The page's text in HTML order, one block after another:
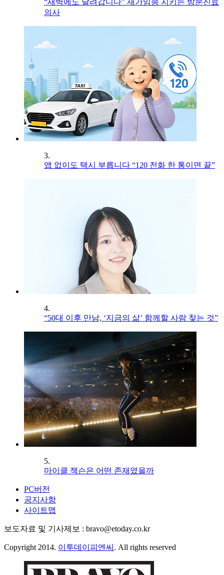
“새벽에도 달려갑니다” 재가임종 지키는 방문진료
의사
3.
앱 없이도 택시 부릅니다 “120 전화 한 통이면 끝”
4.
“50대 이후 만남, ‘지금의 삶’ 함께할 사람 찾는 것”
5.
마이클 잭슨은 어떤 존재였을까
PC버전
공지사항
사이트맵
보도자료 및 기사제보 : bravo@etoday.co.kr
Copyright 2014. 이투데이피엔씨 . All rights reserved